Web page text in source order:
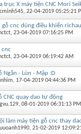
trục X máy tiện CNC Mori
‎, 22-04-2019 05:25:21
gỗ cnc dùng điều khiển
‎, 23-04-2019 07:16:25 PM
cnc
‎, 23-04-2019 06:19:42 AM
Ngắn - Lùn - Mập :D
‎, 17-04-2019 04:44:36 PM
CNC quay dao tự động
‎, 08-01-2019 06:31:13 PM
làm máy tiện gỗ cnc thay
‎, 21-02-2019